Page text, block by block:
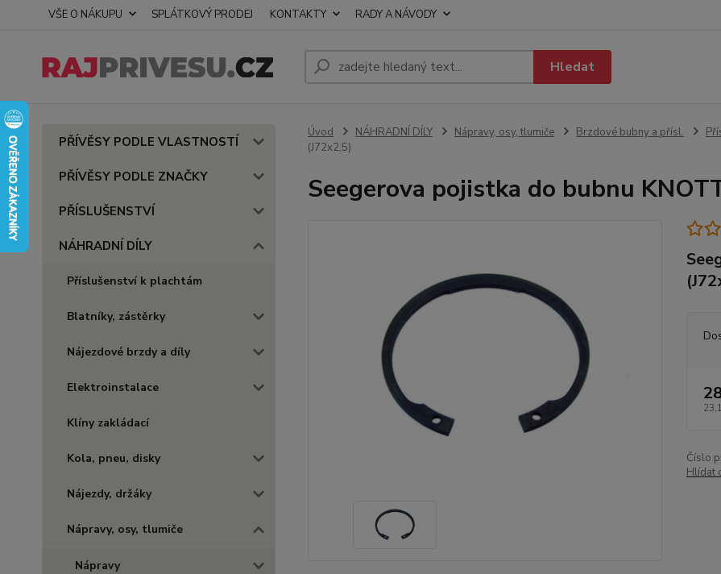
VŠE O NÁKUPU SPLÁTKOVÝ PRODEJ KONTAKTY RADY A NÁVODY
Hledat
PŘÍVĚSY PODLE VLASTNOSTÍ
PŘÍVĚSY PODLE ZNAČKY
PŘÍSLUŠENSTVÍ
NÁHRADNÍ DÍLY
Příslušenství k plachtám
Blatníky, zástěrky
Nájezdové brzdy a díly
Elektroinstalace
Klíny zakládací
Kola, pneu, disky
Nájezdy, držáky
Nápravy, osy, tlumiče
Nápravy
Úvod NÁHRADNÍ DÍLY Nápravy, osy, tlumiče Brzdové bubny a přísl.
(J72x2,5)
Seegerova pojistka do bubnu
Číslo
Hlídat